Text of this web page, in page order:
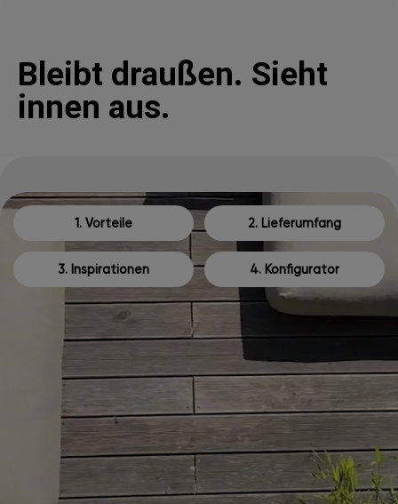
Bleibt draußen. Sieht
innen aus.
1. Vorteile 2. Lieferumfang
3. Inspirationen 4. Konfigurator